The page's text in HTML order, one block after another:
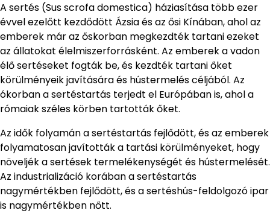
A sertés (Sus scrofa domestica) háziasítása több ezer
évvel ezelőtt kezdődött Ázsia és az ősi Kínában, ahol az
emberek már az őskorban megkezdték tartani ezeket
az állatokat élelmiszerforrásként. Az emberek a vadon
élő sertéseket fogták be, és kezdték tartani őket
körülményeik javítására és hústermelés céljából. Az
ókorban a sertéstartás terjedt el Európában is, ahol a
rómaiak széles körben tartották őket.
Az idők folyamán a sertéstartás fejlődött, és az emberek
folyamatosan javították a tartási körülményeket, hogy
növeljék a sertések termelékenységét és hústermelését.
Az industrializáció korában a sertéstartás
nagymértékben fejlődött, és a sertéshús-feldolgozó ipar
is nagymértékben nőtt.